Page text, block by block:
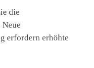
die
erfordern erhöhte